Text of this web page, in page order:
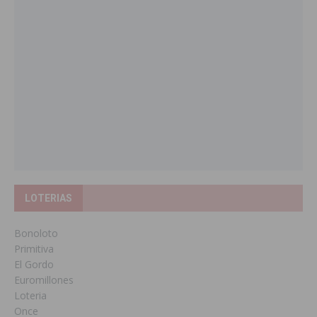
LOTERIAS
Bonoloto
Primitiva
El Gordo
Euromillones
Loteria
Once